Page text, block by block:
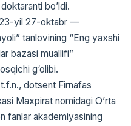
bo’ldi.
yil 27-oktabr —
tanlovining “Eng yaxshi
bazasi muallifi”
g‘olibi.
dotsent Firnafas
Maxpirat nomidagi O’rta
fanlar akademiyasining